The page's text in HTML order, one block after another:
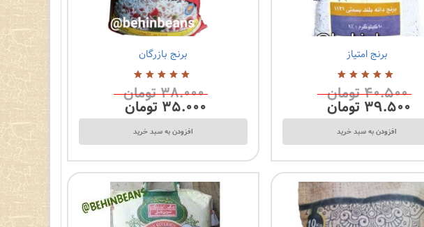
برنج امتیاز
5.00 از
5
۴۰.۵۰۰تومان
۳۹.۵۰۰ تومان
افزودن به سبد خرید
برنج بازرگان
5.00 از
5
۳۸.۰۰۰تومان
۳۵.۰۰۰ تومان
افزودن به سبد خرید